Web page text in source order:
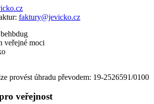
faktury@jevicko.cz
veřejné moci
provést úhradu převodem: 19-2526591/0100
veřejnost